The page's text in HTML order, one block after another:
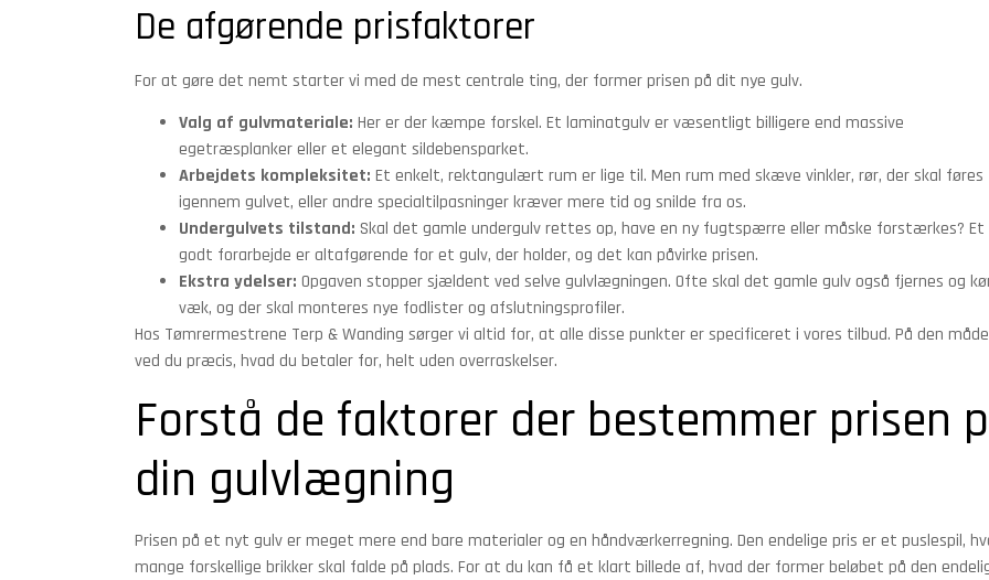
De afgørende prisfaktorer
For at gøre det nemt starter vi med de mest centrale ting, der former prisen på dit nye gulv.
Valg af gulvmateriale: Her er der kæmpe forskel. Et laminatgulv er væsentligt billigere end massive
egetræsplanker eller et elegant sildebensparket.
Arbejdets kompleksitet: Et enkelt, rektangulært rum er lige til. Men rum med skæve vinkler, rør, der skal føres
igennem gulvet, eller andre specialtilpasninger kræver mere tid og snilde fra os.
Undergulvets tilstand: Skal det gamle undergulv rettes op, have en ny fugtspærre eller måske forstærkes? Et
godt forarbejde er altafgørende for et gulv, der holder, og det kan påvirke prisen.
Ekstra ydelser: Opgaven stopper sjældent ved selve gulvlægningen. Ofte skal det gamle gulv også fjernes og
væk, og der skal monteres nye fodlister og afslutningsprofiler.
Hos Tømrermestrene Terp & Wanding sørger vi altid for, at alle disse punkter er specificeret i vores tilbud. På den måde
ved du præcis, hvad du betaler for, helt uden overraskelser.
Forstå de faktorer der bestemmer prisen
din gulvlægning
Prisen på et nyt gulv er meget mere end bare materialer og en håndværkerregning. Den endelige pris er et puslespil,
mange forskellige brikker skal falde på plads. For at du kan få et klart billede af, hvad der former beløbet på den